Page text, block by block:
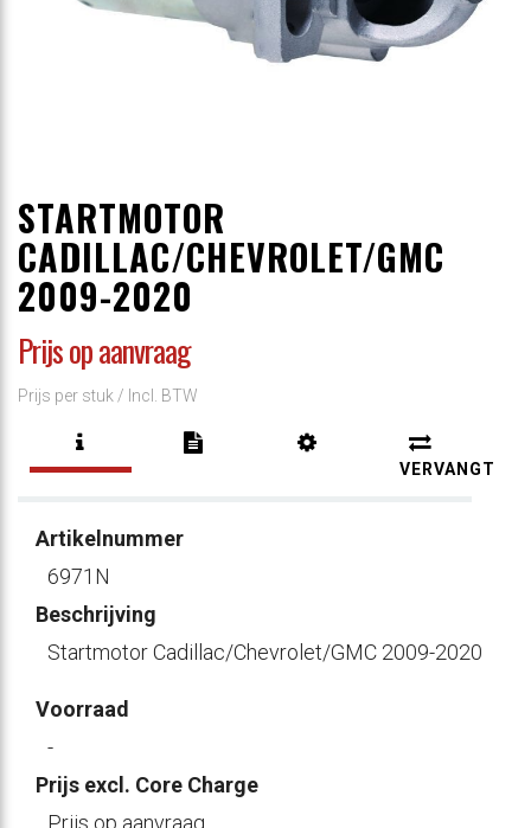
STARTMOTOR
CADILLAC/CHEVROLET/GMC
2009-2020
Prijs op aanvraag
Prijs per stuk / Incl. BTW
VERVANGT
Artikelnummer
6971N
Beschrijving
Startmotor Cadillac/Chevrolet/GMC 2009-2020
Voorraad
-
Prijs excl. Core Charge
Prijs op aanvraag